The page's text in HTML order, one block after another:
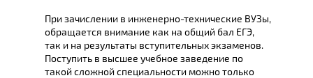
При зачислении в инженерно-технические ВУЗы,
обращается внимание как на общий бал ЕГЭ,
так и на результаты вступительных экзаменов.
Поступить в высшее учебное заведение по
такой сложной специальности можно только